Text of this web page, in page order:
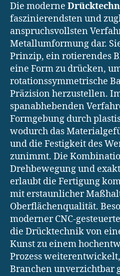
Die moderne
faszinierendsten und
anspruchsvollsten
Metallumformung dar.
Prinzip, ein rotierendes
eine Form zu drücken,
rotationssymmetrische
Präzision herzustellen.
spanabhebenden
Formgebung durch
wodurch das
und die Festigkeit des
zunimmt. Die
Drehbewegung und
erlaubt die Fertigung
mit erstaunlicher
Oberflächenqualität.
moderner CNC-
die Drücktechnik von
Kunst zu einem
Prozess
Branchen unverzichtbar